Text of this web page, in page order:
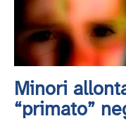
Minori
“primato”